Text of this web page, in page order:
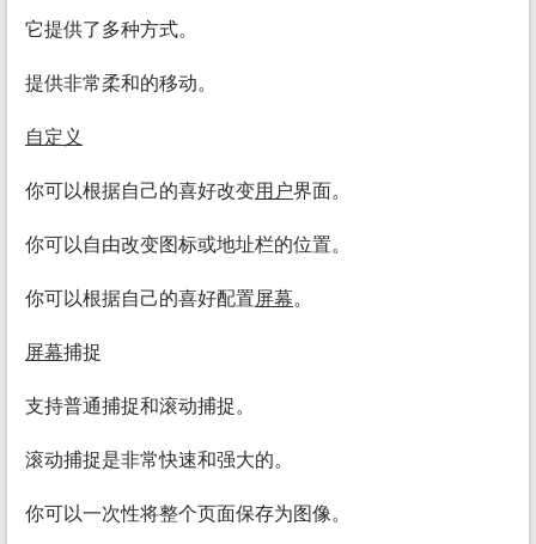
它提供了多种方式。
提供非常柔和的移动。
自定义
你可以根据自己的喜好改变用户界面。
你可以自由改变图标或地址栏的位置。
你可以根据自己的喜好配置屏幕。
屏幕捕捉
支持普通捕捉和滚动捕捉。
滚动捕捉是非常快速和强大的。
你可以一次性将整个页面保存为图像。